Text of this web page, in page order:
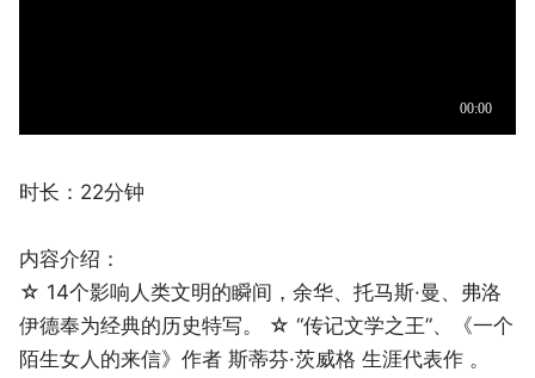
时长：22分钟
内容介绍：
☆ 14个影响人类文明的瞬间，余华、托马斯·曼、弗洛
伊德奉为经典的历史特写。 ☆ “传记文学之王”、《一个
陌生女人的来信》作者 斯蒂芬·茨威格 生涯代表作 。